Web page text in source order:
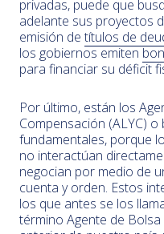
privadas, puede que
adelante sus proyectos
emisión de títulos de
los gobiernos emiten
para financiar su déficit
Por último, están los
Compensación (ALYC)
fundamentales, porque
no interactúan
negocian por medio de
cuenta y orden. Estos
los que antes se los
término Agente de